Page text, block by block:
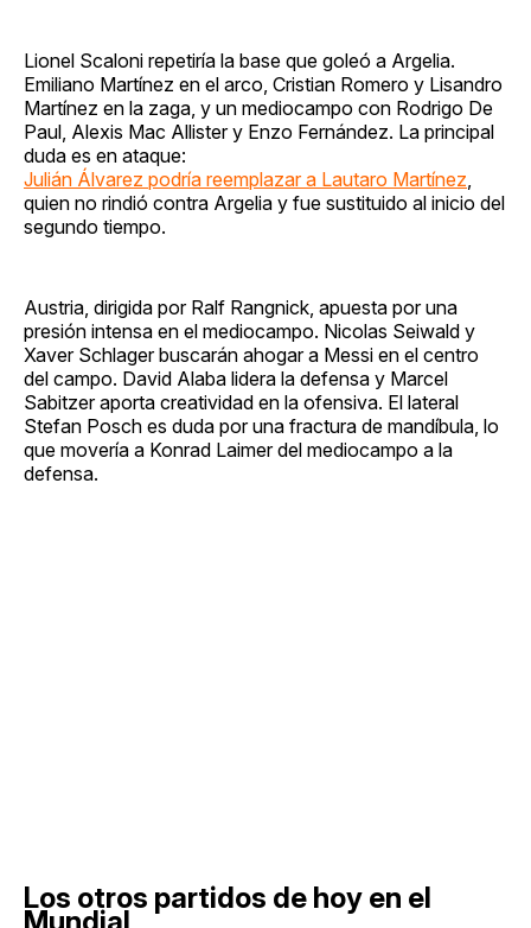
Lionel Scaloni repetiría la base que goleó a Argelia.
Emiliano Martínez en el arco, Cristian Romero y Lisandro
Martínez en la zaga, y un mediocampo con Rodrigo De
Paul, Alexis Mac Allister y Enzo Fernández. La principal
duda es en ataque:
Julián Álvarez podría reemplazar a Lautaro Martínez,
quien no rindió contra Argelia y fue sustituido al inicio del
segundo tiempo.
Austria, dirigida por Ralf Rangnick, apuesta por una
presión intensa en el mediocampo. Nicolas Seiwald y
Xaver Schlager buscarán ahogar a Messi en el centro
del campo. David Alaba lidera la defensa y Marcel
Sabitzer aporta creatividad en la ofensiva. El lateral
Stefan Posch es duda por una fractura de mandíbula, lo
que movería a Konrad Laimer del mediocampo a la
defensa.
Los otros partidos de hoy en el